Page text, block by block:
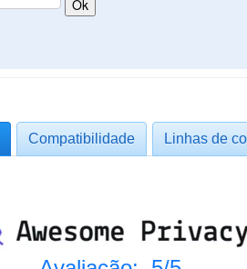
Compatibilidade Linhas de